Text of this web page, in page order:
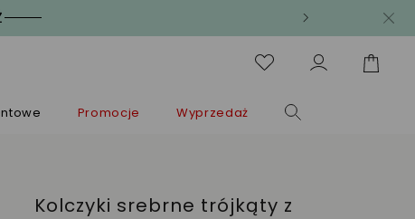
Promocje Wyprzedaż
Kolczyki srebrne trójkąty z